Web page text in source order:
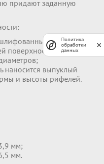
придают заданную
поверхности наносятся
наносится выпуклый
и высоты рифелей.
мм;
мм.
Политика
обработки
данных